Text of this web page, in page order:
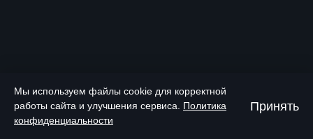
Мы используем файлы cookie для корректной
работы сайта и улучшения сервиса. Политика
конфиденциальности
Принять